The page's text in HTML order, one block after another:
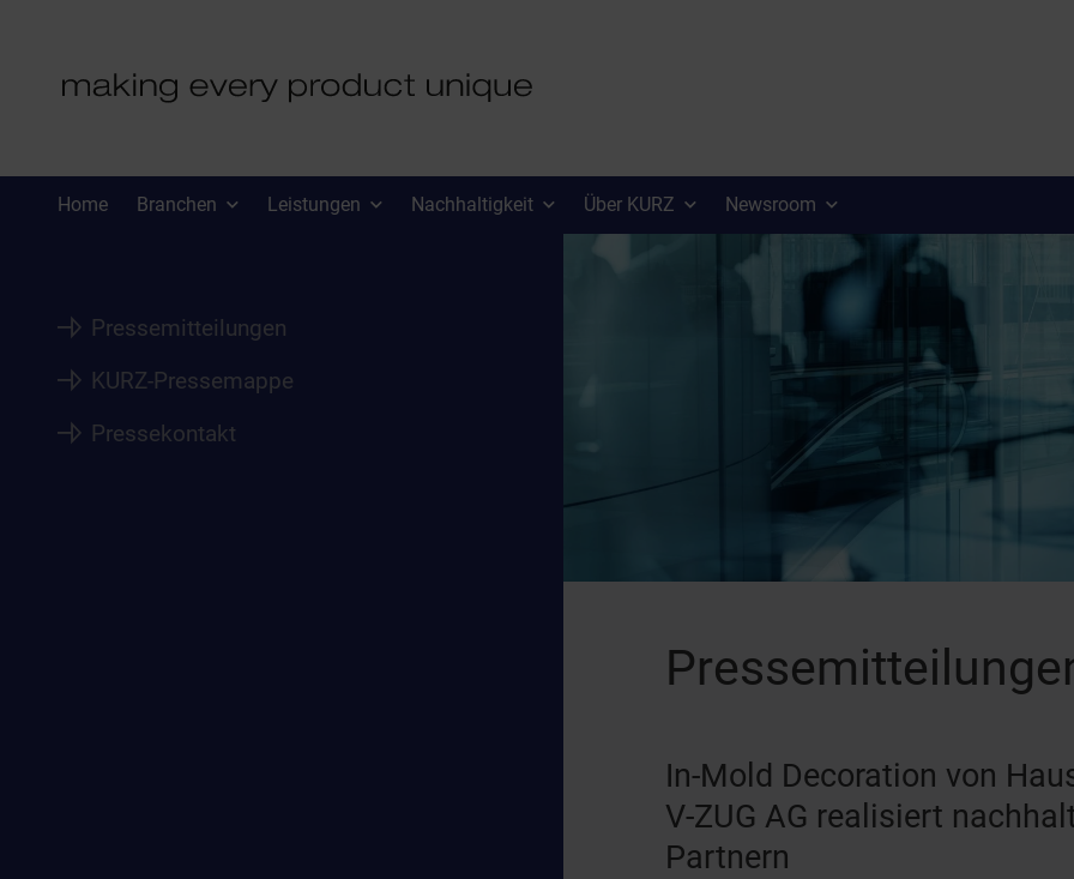
Home Branchen Leistungen Nachhaltigkeit Über KURZ Newsroom
Pressemitteilungen
KURZ-Pressemappe
Pressekontakt
In-Mold Decoration von
V-ZUG AG realisiert
Partnern